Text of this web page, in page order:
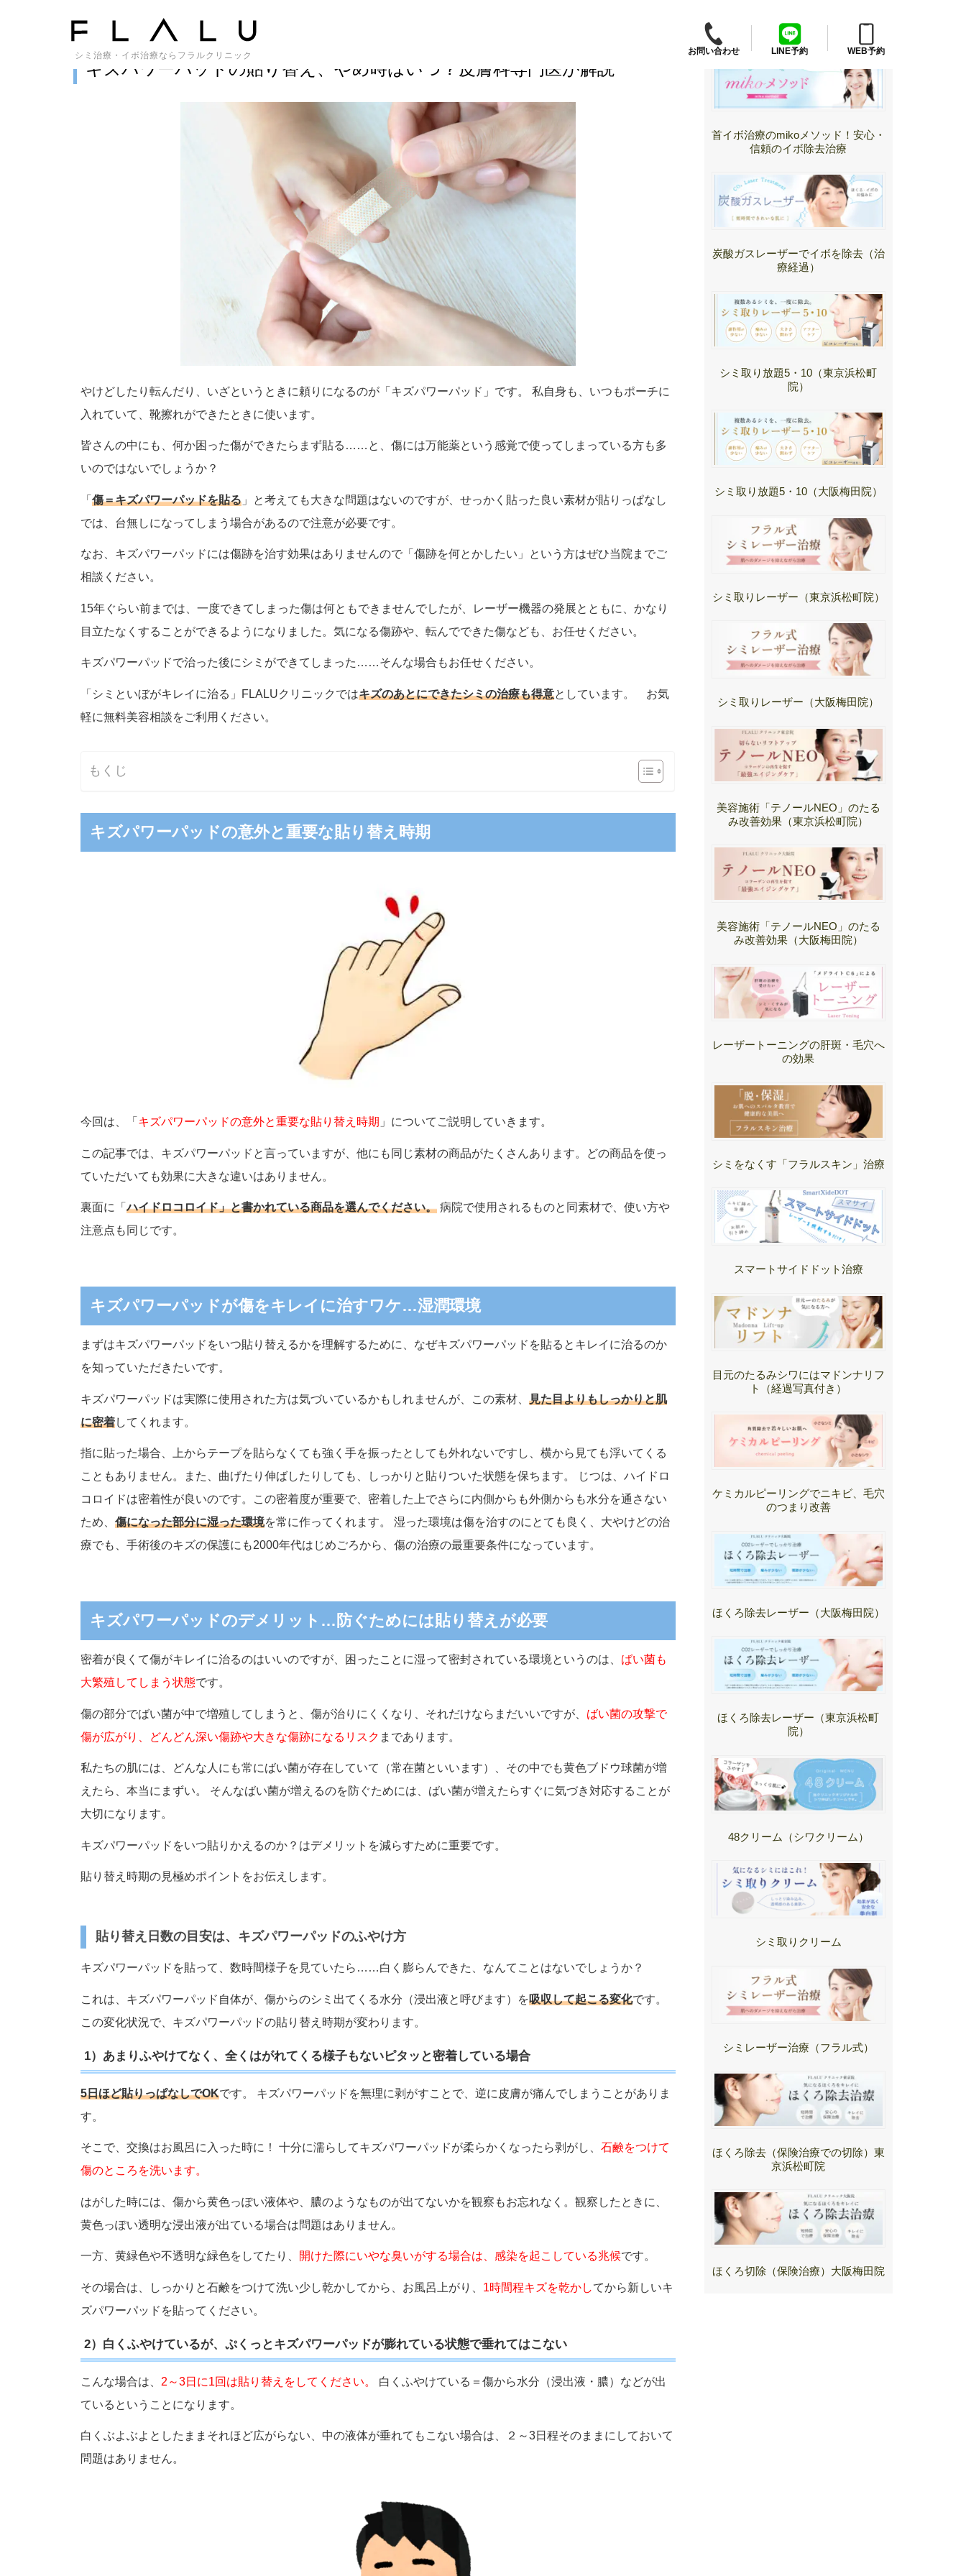
シミ治療・イボ治療ならフラルクリニック お問い合わせ LINE予約 WEB予約
トップページ キズパワーパッドの貼り替え、やめ時はいつ？皮膚科専門医が解説
キズパワーパッドの貼り替え、やめ時はいつ？皮膚科専門医が解説
やけどしたり転んだり、いざというときに頼りになるのが「キズパワーパッド」です。 私自身も、いつもポーチに
入れていて、靴擦れができたときに使います。
皆さんの中にも、何か困った傷ができたらまず貼る……と、傷には万能薬という感覚で使ってしまっている方も多
いのではないでしょうか？
「 傷＝キズパワーパッドを貼る 」と考えても大きな問題はないのですが、せっかく貼った良い素材が貼りっぱなし
では、台無しになってしまう場合があるので注意が必要です。
なお、キズパワーパッドには傷跡を治す効果はありませんので「傷跡を何とかしたい」という方はぜひ当院までご
相談ください。
15年ぐらい前までは、一度できてしまった傷は何ともできませんでしたが、レーザー機器の発展とともに、かなり
目立たなくすることができるようになりました。気になる傷跡や、転んでできた傷なども、お任せください。
キズパワーパッドで治った後にシミができてしまった……そんな場合もお任せください。
「シミといぼがキレイに治る」FLALUクリニックではキズのあとにできたシミの治療も得意としています。 お気
軽に無料美容相談をご利用ください。
もくじ
キズパワーパッドの意外と重要な貼り替え時期
今回は、「 キズパワーパッドの意外と重要な貼り替え時期 」についてご説明していきます。
この記事では、キズパワーパッドと言っていますが、他にも同じ素材の商品がたくさんあります。どの商品を使っ
ていただいても効果に大きな違いはありません。
裏面に「ハイドロコロイド」と書かれている商品を選んでください。 病院で使用されるものと同素材で、使い方や
注意点も同じです。
キズパワーパッドが傷をキレイに治すワケ…湿潤環境
まずはキズパワーパッドをいつ貼り替えるかを理解するために、なぜキズパワーパッドを貼るとキレイに治るのか
を知っていただきたいです。
キズパワーパッドは実際に使用された方は気づいているかもしれませんが、この素材、 見た目よりもしっかりと肌
に密着してくれます。
指に貼った場合、上からテープを貼らなくても強く手を振ったとしても外れないですし、横から見ても浮いてくる
こともありません。また、曲げたり伸ばしたりしても、しっかりと貼りついた状態を保ちます。 じつは、ハイドロ
コロイドは密着性が良いのです。この密着度が重要で、密着した上でさらに内側からも外側からも水分を通さない
ため、 傷になった部分に湿った環境を常に作ってくれます。 湿った環境は傷を治すのにとても良く、大やけどの治
療でも、手術後のキズの保護にも2000年代はじめごろから、傷の治療の最重要条件になっています。
キズパワーパッドのデメリット…防ぐためには貼り替えが必要
密着が良くて傷がキレイに治るのはいいのですが、困ったことに湿って密封されている環境というのは、 ばい菌も
大繁殖してしまう状態です。
傷の部分でばい菌が中で増殖してしまうと、傷が治りにくくなり、それだけならまだいいですが、 ばい菌の攻撃で
傷が広がり、どんどん深い傷跡や大きな傷跡になるリスク まであります。
私たちの肌には、どんな人にも常にばい菌が存在していて（常在菌といいます）、その中でも黄色ブドウ球菌が増
えたら、本当にまずい。 そんなばい菌が増えるのを防ぐためには、ばい菌が増えたらすぐに気づき対応することが
大切になります。
キズパワーパッドをいつ貼りかえるのか？はデメリットを減らすために重要です。
貼り替え時期の見極めポイントをお伝えします。
貼り替え日数の目安は、キズパワーパッドのふやけ方
キズパワーパッドを貼って、数時間様子を見ていたら……白く膨らんできた、なんてことはないでしょうか？
これは、キズパワーパッド自体が、傷からのシミ出てくる水分（浸出液と呼びます）を吸収して起こる変化です。
この変化状況で、キズパワーパッドの貼り替え時期が変わります。
1）あまりふやけてなく、全くはがれてくる様子もないピタッと密着している場合
5日ほど貼りっぱなしでOKです。 キズパワーパッドを無理に剥がすことで、逆に皮膚が痛んでしまうことがありま
す。
そこで、交換はお風呂に入った時に！ 十分に濡らしてキズパワーパッドが柔らかくなったら剥がし、 石鹸をつけて
傷のところを洗います。
はがした時には、傷から黄色っぽい液体や、膿のようなものが出てないかを観察もお忘れなく。観察したときに、
黄色っぽい透明な浸出液が出ている場合は問題はありません。
一方、黄緑色や不透明な緑色をしてたり、 開けた際にいやな臭いがする場合は、感染を起こしている兆候です。
その場合は、しっかりと石鹸をつけて洗い少し乾かしてから、お風呂上がり、 1時間程キズを乾かしてから新しいキ
ズパワーパッドを貼ってください。
2）白くふやけているが、ぷくっとキズパワーパッドが膨れている状態で垂れてはこない
こんな場合は、 2～3日に1回は貼り替えをしてください。
白くふやけている＝傷から水分（浸出液・膿）などが出
ているということになります。
白くぶよぶよとしたままそれほど広がらない、中の液体が垂れてもこない場合は、２～3日程そのままにしておいて
問題はありません。
クリニック施術
首イボ治療のmikoメソッド！安心・
信頼のイボ除去治療
炭酸ガスレーザーでイボを除去（治
療経過）
シミ取り放題5・10（東京浜松町
院）
シミ取り放題5・10（大阪梅田院）
シミ取りレーザー（東京浜松町院）
シミ取りレーザー（大阪梅田院）
美容施術「テノールNEO」のたる
み改善効果（東京浜松町院）
美容施術「テノールNEO」のたる
み改善効果（大阪梅田院）
レーザートーニングの肝斑・毛穴へ
の効果
シミをなくす「フラルスキン」治療
スマートサイドドット治療
目元のたるみシワにはマドンナリフ
ト（経過写真付き）
ケミカルピーリングでニキビ、毛穴
のつまり改善
ほくろ除去レーザー（大阪梅田院）
ほくろ除去レーザー（東京浜松町
院）
48クリーム（シワクリーム）
シミ取りクリーム
シミレーザー治療（フラル式）
ほくろ除去（保険治療での切除）東
京浜松町院
ほくろ切除（保険治療）大阪梅田院